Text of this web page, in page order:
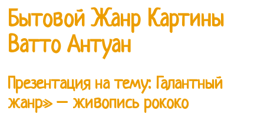
Бытовой Жанр Картины
Ватто Антуан
Презентация на тему: Галантный
жанр» – живопись рококо